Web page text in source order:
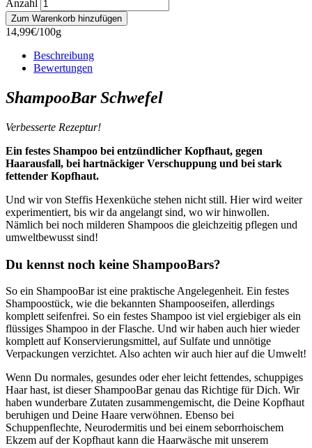
Anzahl
14,99€/100g
Beschreibung
Bewertungen
ShampooBar Schwefel
Verbesserte Rezeptur!
Ein festes Shampoo bei entzündlicher Kopfhaut, gegen
Haarausfall, bei hartnäckiger Verschuppung und bei stark
fettender Kopfhaut.
Und wir von Steffis Hexenküche stehen nicht still. Hier wird weiter
experimentiert, bis wir da angelangt sind, wo wir hinwollen.
Nämlich bei noch milderen Shampoos die gleichzeitig pflegen und
umweltbewusst sind!
Du kennst noch keine ShampooBars?
So ein ShampooBar ist eine praktische Angelegenheit. Ein festes
Shampoostück, wie die bekannten Shampooseifen, allerdings
komplett seifenfrei. So ein festes Shampoo ist viel ergiebiger als ein
flüssiges Shampoo in der Flasche. Und wir haben auch hier wieder
komplett auf Konservierungsmittel, auf Sulfate und unnötige
Verpackungen verzichtet. Also achten wir auch hier auf die Umwelt!
Wenn Du normales, gesundes oder eher leicht fettendes, schuppiges
Haar hast, ist dieser ShampooBar genau das Richtige für Dich. Wir
haben wunderbare Zutaten zusammengemischt, die Deine Kopfhaut
beruhigen und Deine Haare verwöhnen. Ebenso bei
Schuppenflechte, Neurodermitis und bei einem seborrhoischem
Ekzem auf der Kopfhaut kann die Haarwäsche mit unserem